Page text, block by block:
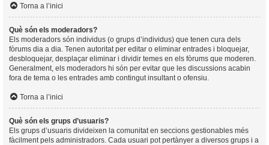
Torna a l’inici
Què són els moderadors?
Els moderadors són individus (o grups d’individus) que tenen cura dels
fòrums dia a dia. Tenen autoritat per editar o eliminar entrades i bloquejar,
desbloquejar, desplaçar eliminar i dividir temes en els fòrums que moderen.
Generalment, els moderadors hi són per evitar que les discussions acabin
fora de tema o les entrades amb contingut insultant o ofensiu.
Torna a l’inici
Què són els grups d’usuaris?
Els grups d’usuaris divideixen la comunitat en seccions gestionables més
fàcilment pels administradors. Cada usuari pot pertànyer a diversos grups i a